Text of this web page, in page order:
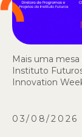
Mais uma
Instituto
Innovation
03/08/2026